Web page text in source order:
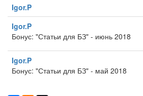
Igor.P
Igor.P
Бонус: "Статьи для БЗ" - июнь 2018
Igor.P
Бонус: "Статьи для БЗ" - май 2018